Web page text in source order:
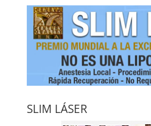
SLIM LÁSER